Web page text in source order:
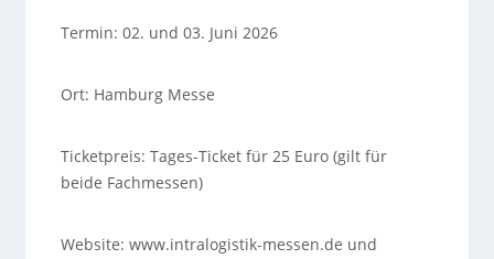
Termin: 02. und 03. Juni 2026
Ort: Hamburg Messe
Ticketpreis: Tages-Ticket für 25 Euro (gilt für
beide Fachmessen)
Website: www.intralogistik-messen.de und